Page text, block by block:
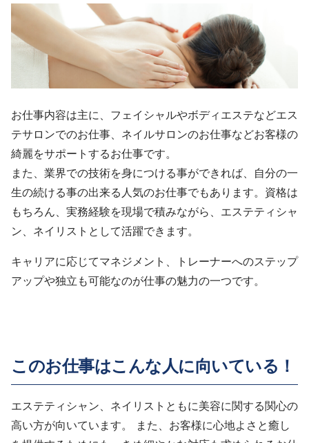
お仕事内容は主に、フェイシャルやボディエステなどエス
テサロンでのお仕事、ネイルサロンのお仕事などお客様の
綺麗をサポートするお仕事です。
また、業界での技術を身につける事ができれば、自分の一
生の続ける事の出来る人気のお仕事でもあります。資格は
もちろん、実務経験を現場で積みながら、エステティシャ
ン、ネイリストとして活躍できます。
キャリアに応じてマネジメント、トレーナーへのステップ
アップや独立も可能なのが仕事の魅力の一つです。
このお仕事はこんな人に向いている！
エステティシャン、ネイリストともに美容に関する関心の
高い方が向いています。 また、お客様に心地よさと癒し